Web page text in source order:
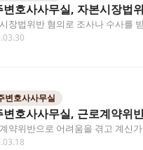
변호사사무실, 자본시장법
장법위반 혐의로 조사나 수사를
장법위반 사안에 대…
변호사사무실
변호사사무실, 근로계약위
약위반으로 어려움을 겪고 계신
다양한 근로계약위반…